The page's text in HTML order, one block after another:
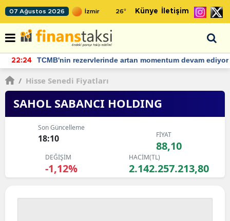
07 Ağustos 2026 26° Künye İletişim
22:24 TCMB'nin rezervlerinde artan momentum devam ediyor
/ Hisse Senedi Fiyatları
SAHOL SABANCI HOLDING
Son Güncelleme
18:10 FİYAT
88,10
DEĞİŞİM
-1,12%
HACİM(TL)
2.142.257.213,80